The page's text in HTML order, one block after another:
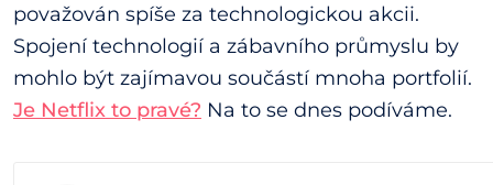
považován spíše za technologickou akcii.
Spojení technologií a zábavního průmyslu by
mohlo být zajímavou součástí mnoha portfolií.
Je Netflix to pravé? Na to se dnes podíváme.